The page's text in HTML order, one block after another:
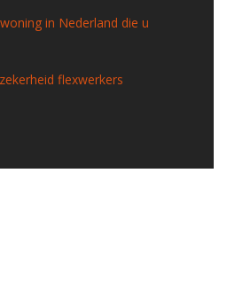
in Nederland die u
flexwerkers